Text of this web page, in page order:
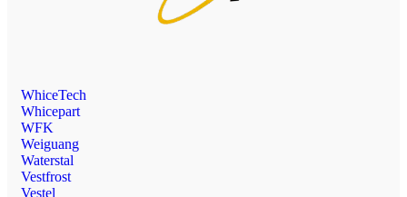
WhiceTech
Whicepart
WFK
Weiguang
Waterstal
Vestfrost
Vestel